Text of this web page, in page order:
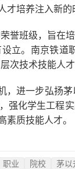
培养注入新的
誉班级，旨在
立。南京铁道
次技术技能人
进一步弘扬茅
强化学生工程
素质技能人才。
职业 院校 茅以